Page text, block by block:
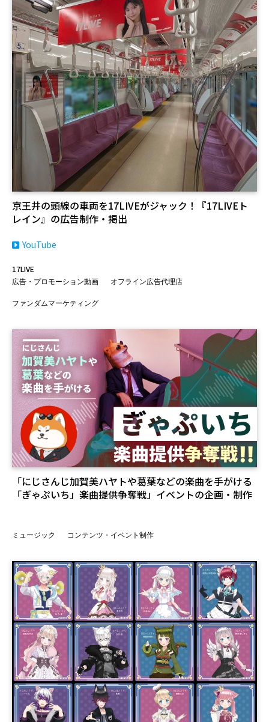
京王井の頭線の車両を17LIVEがジャック！『17LIVEト
レイン』の広告制作・掲出
YouTube
17LIVE
広告・プロモーション動画 オフライン広告代理店
ファンダムマーケティング
「にじさんじ加賀美ハヤトや葛葉などの楽曲を手がける
「ぎゃぷいち」楽曲提供争奪戦」イベントの企画・制作
ミュージック コンテンツ・イベント制作